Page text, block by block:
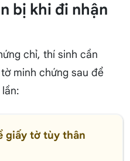
bị khi đi nhận
chỉ, thí sinh cần
minh chứng sau để
giấy tờ tùy thân